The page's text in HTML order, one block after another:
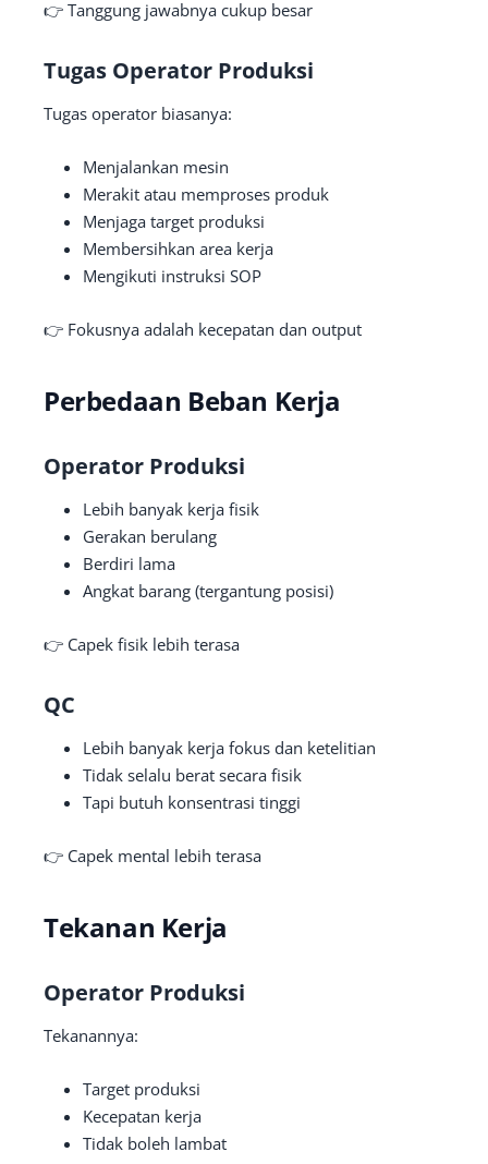
👉 Tanggung jawabnya cukup besar
Tugas Operator Produksi
Tugas operator biasanya:
Menjalankan mesin
Merakit atau memproses produk
Menjaga target produksi
Membersihkan area kerja
Mengikuti instruksi SOP
👉 Fokusnya adalah kecepatan dan output
Perbedaan Beban Kerja
Operator Produksi
Lebih banyak kerja fisik
Gerakan berulang
Berdiri lama
Angkat barang (tergantung posisi)
👉 Capek fisik lebih terasa
QC
Lebih banyak kerja fokus dan ketelitian
Tidak selalu berat secara fisik
Tapi butuh konsentrasi tinggi
👉 Capek mental lebih terasa
Tekanan Kerja
Operator Produksi
Tekanannya:
Target produksi
Kecepatan kerja
Tidak boleh lambat